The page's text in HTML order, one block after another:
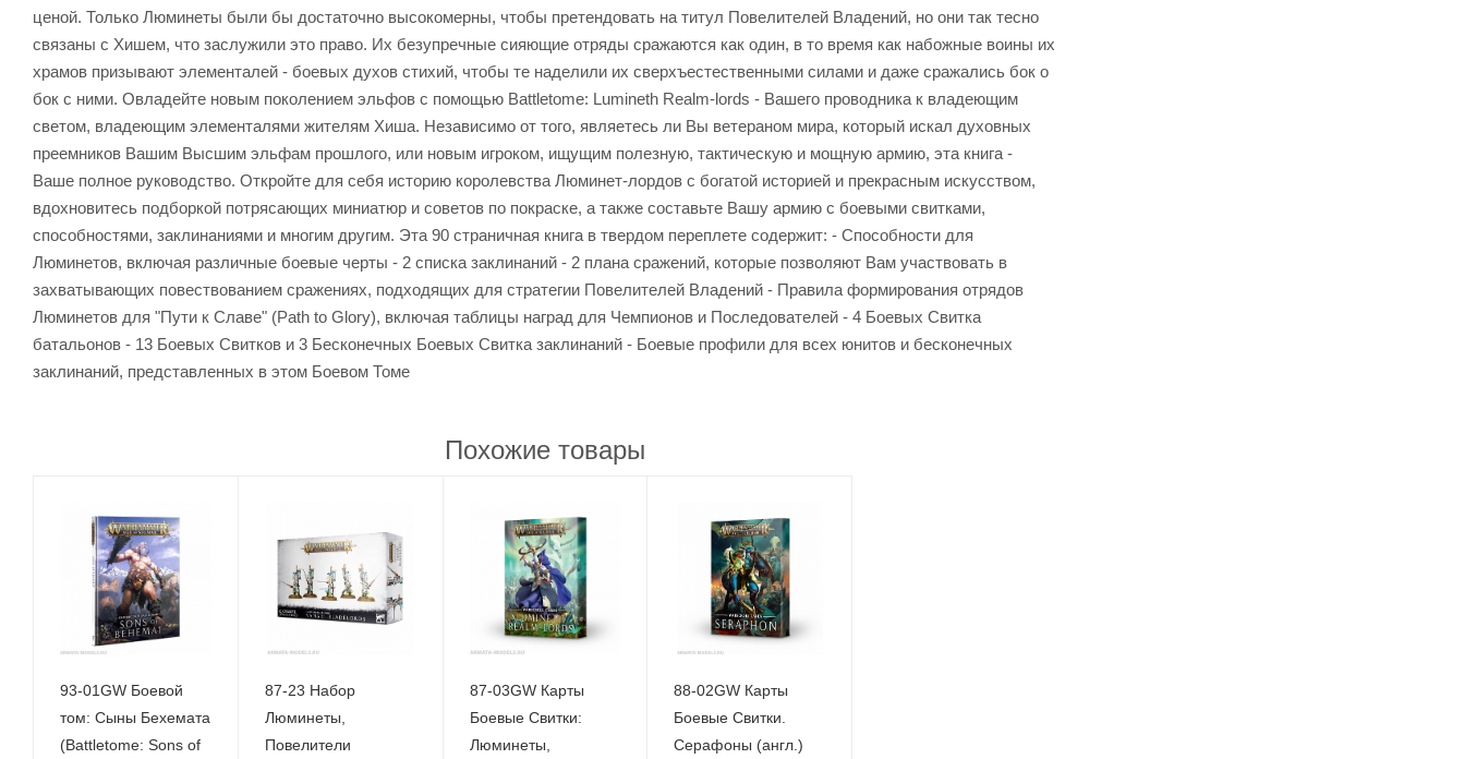
ценой. Только Люминеты были бы достаточно высокомерны, чтобы претендовать на титул Повелителей Владений, но они так тесно
связаны с Хишем, что заслужили это право. Их безупречные сияющие отряды сражаются как один, в то время как набожные воины их
храмов призывают элементалей - боевых духов стихий, чтобы те наделили их сверхъестественными силами и даже сражались бок о
бок с ними. Овладейте новым поколением эльфов с помощью Battletome: Lumineth Realm-lords - Вашего проводника к владеющим
светом, владеющим элементалями жителям Хиша. Независимо от того, являетесь ли Вы ветераном мира, который искал духовных
преемников Вашим Высшим эльфам прошлого, или новым игроком, ищущим полезную, тактическую и мощную армию, эта книга -
Ваше полное руководство. Откройте для себя историю королевства Люминет-лордов с богатой историей и прекрасным искусством,
вдохновитесь подборкой потрясающих миниатюр и советов по покраске, а также составьте Вашу армию с боевыми свитками,
способностями, заклинаниями и многим другим. Эта 90 страничная книга в твердом переплете содержит: - Способности для
Люминетов, включая различные боевые черты - 2 списка заклинаний - 2 плана сражений, которые позволяют Вам участвовать в
захватывающих повествованием сражениях, подходящих для стратегии Повелителей Владений - Правила формирования отрядов
Люминетов для "Пути к Славе" (Path to Glory), включая таблицы наград для Чемпионов и Последователей - 4 Боевых Свитка
батальонов - 13 Боевых Свитков и 3 Бесконечных Боевых Свитка заклинаний - Боевые профили для всех юнитов и бесконечных
заклинаний, представленных в этом Боевом Томе
Похожие товары
93-01GW Боевой
том: Сыны Бехемата
(Battletome: Sons of
87-23 Набор
Люминеты,
Повелители
87-03GW Карты
Боевые Свитки:
Люминеты,
88-02GW Карты
Боевые Свитки.
Серафоны (англ.)